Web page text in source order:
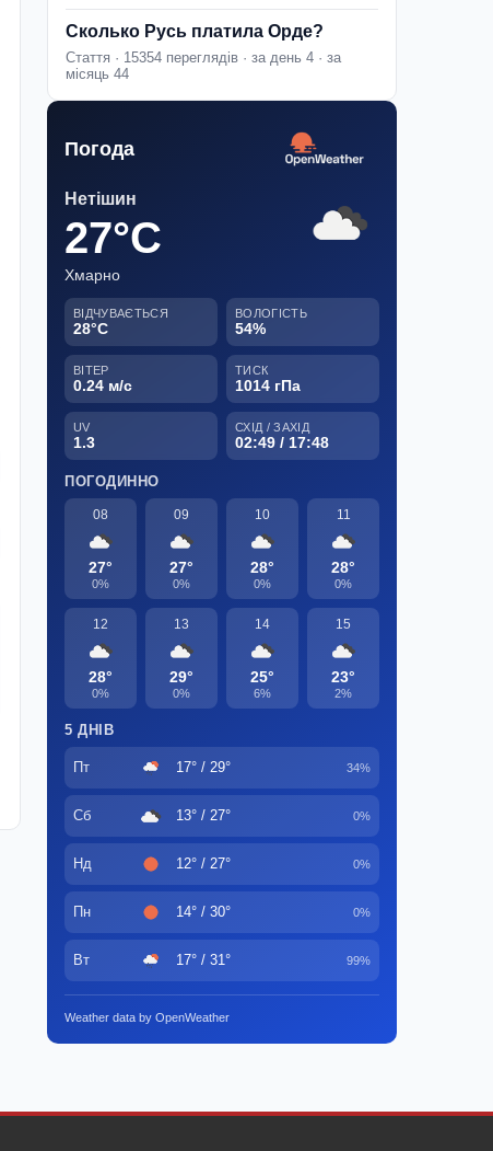
Сколько Русь платила Орде?
Стаття · 15354 переглядів · за день 4 · за
місяць 44
Погода
Нетішин
27°C
Хмарно
ВІДЧУВАЄТЬСЯ
28°C
ВОЛОГІСТЬ
54%
ВІТЕР
0.24 м/с
ТИСК
1014 гПа
UV
1.3
СХІД / ЗАХІД
02:49 / 17:48
ПОГОДИННО
08
27°
0%
09
27°
0%
10
28°
0%
11
28°
0%
12
28°
0%
13
29°
0%
14
25°
6%
15
23°
2%
5 ДНІВ
Пт 17° / 29° 34%
Сб 13° / 27° 0%
Нд 12° / 27° 0%
Пн 14° / 30° 0%
Вт 17° / 31° 99%
Weather data by OpenWeather